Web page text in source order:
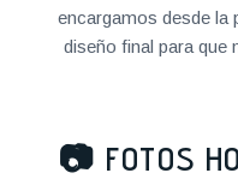
encargamos desde la
diseño final para que
📷 FOTOS